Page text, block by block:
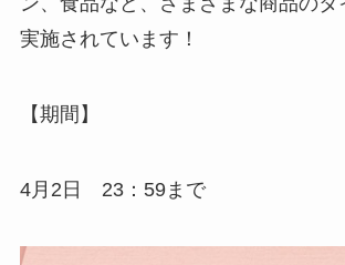
実施されています！
【期間】
4月2日 23：59まで